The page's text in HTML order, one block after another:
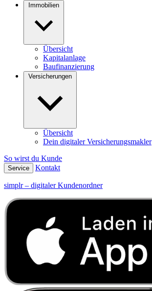
Immobilien
Übersicht
Kapitalanlage
Baufinanzierung
Versicherungen
Übersicht
Dein digitaler Versicherungsmakler
So wirst du Kunde
Service Kontakt
simplr – digitaler Kundenordner